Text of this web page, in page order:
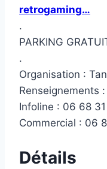
retrogaming…
.
PARKING
.
Organisation :
Renseignements :
Infoline : 06 68
Commercial : 06
Détails